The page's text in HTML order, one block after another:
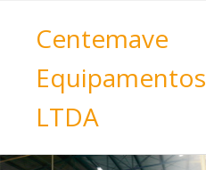
Centemave
Equipamentos
LTDA